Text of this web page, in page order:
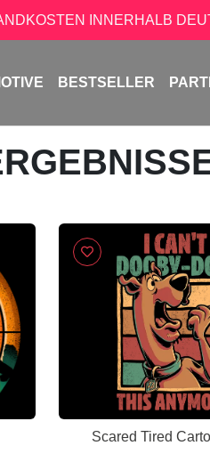
INNERHALB
BESTSELLER
Scared Tired